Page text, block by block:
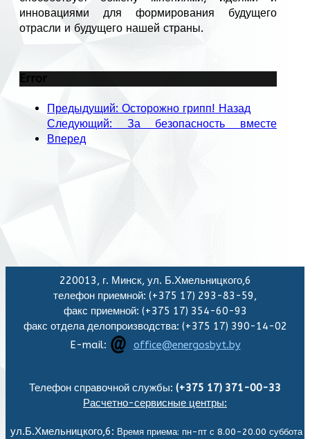
инновациями для формирования будущего
отрасли и будущего нашей страны.
Error
Предыдущий: Осторожно грипп! Назад
Следующий: За безопасность вместе
Вперед
220013, г. Минск, ул. Б.Хмельницкого,6
телефон приемной: (+375 17) 293-83-59,
факс приемной: (+375 17) 354-60-93
факс отдела делопроизводства: (+375 17) 390-14-02
E-mail:
office@energosbyt.by
Телефон справочной службы: (+375 17) 371-00-33
Расчетно-сервисные центры:
ул.Б.Хмельницкого,6: Время приема: пн-пт с 8.00-20.00 суббота